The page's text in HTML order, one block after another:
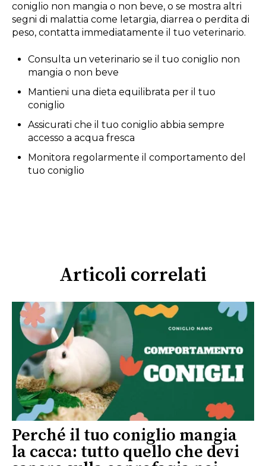
coniglio non mangia o non beve, o se mostra altri
segni di malattia come letargia, diarrea o perdita di
peso, contatta immediatamente il tuo veterinario.
Consulta un veterinario se il tuo coniglio non
mangia o non beve
Mantieni una dieta equilibrata per il tuo
coniglio
Assicurati che il tuo coniglio abbia sempre
accesso a acqua fresca
Monitora regolarmente il comportamento del
tuo coniglio
Articoli correlati
Perché il tuo coniglio mangia
la cacca: tutto quello che devi